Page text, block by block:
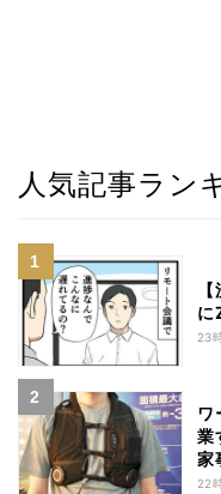
人気記事ラン
に
23
ワ
業
家
商
22